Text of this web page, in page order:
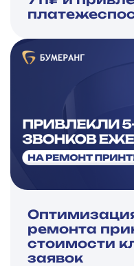
ремонта
стоимости
заявок